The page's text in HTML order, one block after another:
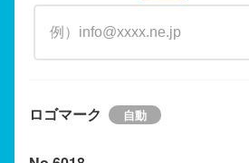
ロゴマーク